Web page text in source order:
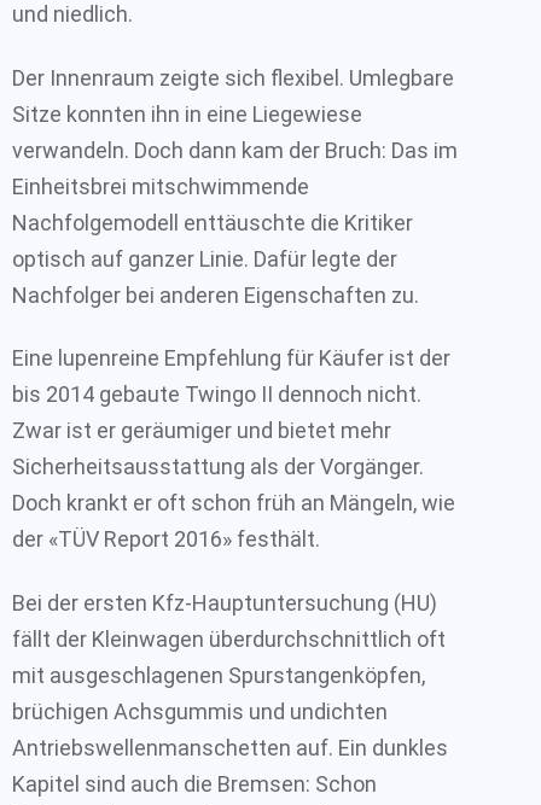
und niedlich.
Der Innenraum zeigte sich flexibel. Umlegbare
Sitze konnten ihn in eine Liegewiese
verwandeln. Doch dann kam der Bruch: Das im
Einheitsbrei mitschwimmende
Nachfolgemodell enttäuschte die Kritiker
optisch auf ganzer Linie. Dafür legte der
Nachfolger bei anderen Eigenschaften zu.
Eine lupenreine Empfehlung für Käufer ist der
bis 2014 gebaute Twingo II dennoch nicht.
Zwar ist er geräumiger und bietet mehr
Sicherheitsausstattung als der Vorgänger.
Doch krankt er oft schon früh an Mängeln, wie
der «TÜV Report 2016» festhält.
Bei der ersten Kfz-Hauptuntersuchung (HU)
fällt der Kleinwagen überdurchschnittlich oft
mit ausgeschlagenen Spurstangenköpfen,
brüchigen Achsgummis und undichten
Antriebswellenmanschetten auf. Ein dunkles
Kapitel sind auch die Bremsen: Schon